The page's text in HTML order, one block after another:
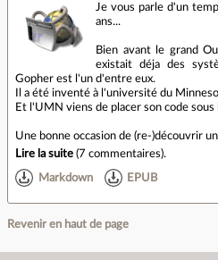
Je vous parle d'un
ans...
Bien avant le grand
existait déja des
Gopher est l'un d'entre eux.
Il a été inventé à l'université du
Et l'UMN viens de placer son code sous
Une bonne occasion de (re-)découvrir
Lire la suite (7 commentaires).
Markdown EPUB
Revenir en haut de page